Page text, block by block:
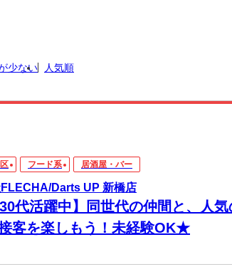
少ない 人気順
フード系 居酒屋・バー
Darts UP 新橋店
30代活躍中】同世代の仲間と、人
客を楽しもう！未経験OK★